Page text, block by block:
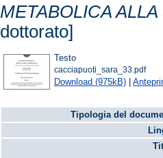
METABOLICA
dottorato]
Testo
cacciapuoti_sara_33.pdf
Download (975kB) |
Tipologia del